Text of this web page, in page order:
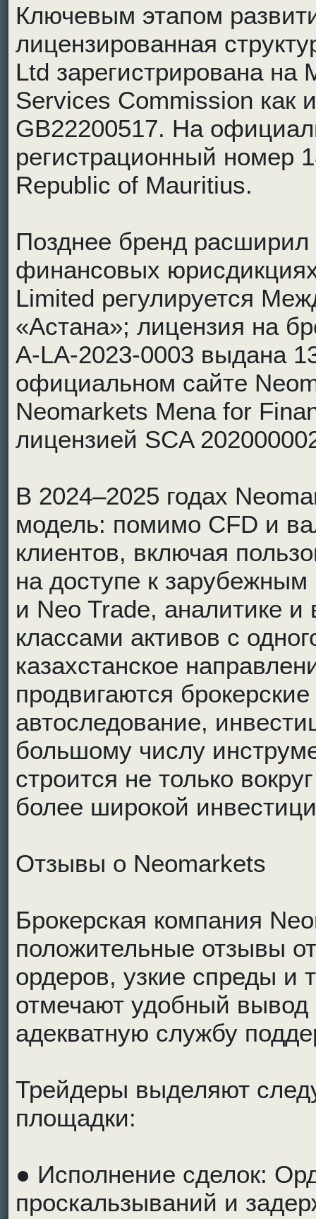
Ключевым этапом
лицензированная
Ltd зарегистрирована на
Services Commission как
GB22200517. На
регистрационный номер
Republic of Mauritius.
Позднее бренд расширил
финансовых
Limited регулируется
«Астана»; лицензия на
A-LA-2023-0003 выдана
официальном сайте
Neomarkets Mena for
лицензией SCA
В 2024–2025 годах
модель: помимо CFD и
клиентов, включая
на доступе к
и Neo Trade, аналитике и
классами активов с
казахстанское
продвигаются
автоследование,
большому числу
строится не только
более широкой
Отзывы о Neomarkets
Брокерская компания
положительные отзывы
ордеров, узкие спреды и
отмечают удобный вывод
адекватную службу
Трейдеры выделяют
площадки:
● Исполнение сделок:
проскальзываний и